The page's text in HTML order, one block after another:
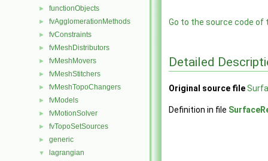
► functionObjects
► fvAgglomerationMethods
► fvConstraints
► fvMeshDistributors
► fvMeshMovers
► fvMeshStitchers
► fvMeshTopoChangers
► fvModels
► fvMotionSolver
► fvTopoSetSources
► generic
▼ lagrangian
Go to the source code of
Detailed
Original source file
Definition in file